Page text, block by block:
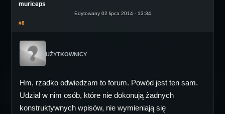
muriceps
Edytowany 02 lipca 2014 - 13:34
#8
UŻYTKOWNICY
Hm, rzadko odwiedzam to forum. Powód jest ten sam.
Udział w nim osób, które nie dokonują żadnych
konstruktywnych wpisów, nie wymieniają się